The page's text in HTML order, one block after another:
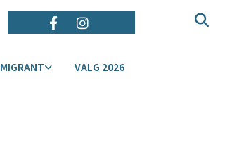
MIGRANT VALG 2026